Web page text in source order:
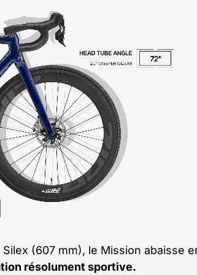
(607 mm), le Mission abaisse
résolument sportive.